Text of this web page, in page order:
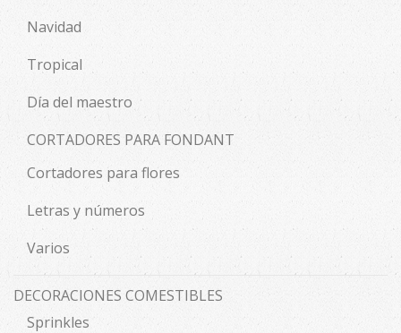
Navidad
Tropical
Día del maestro
CORTADORES PARA FONDANT
Cortadores para flores
Letras y números
Varios
DECORACIONES COMESTIBLES
Sprinkles